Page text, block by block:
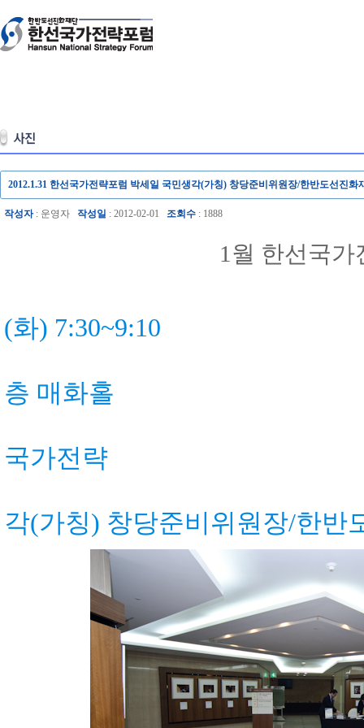
2012.1.31 한선국가전략포럼 박세일 국민생각(가칭) 창당준비위원장/한반도선진화
작성자: 운영자 작성일 : 2012-02-01 조회수 : 1888
1월 한선국가
(화) 7:30~9:10
층 매화홀
국가전략
각(가칭) 창당준비위원장/한반